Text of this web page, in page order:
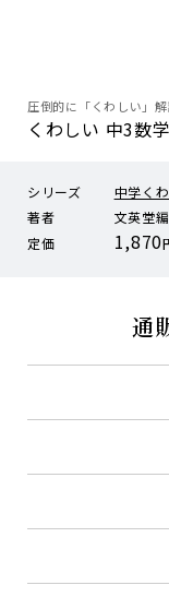
圧倒的に「くわしい」
くわしい 中3数学
シリーズ
中学く
著者
文英堂
定価
1,870
通